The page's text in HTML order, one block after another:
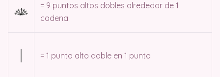
= 9 puntos altos dobles alrededor de 1
cadena
= 1 punto alto doble en 1 punto